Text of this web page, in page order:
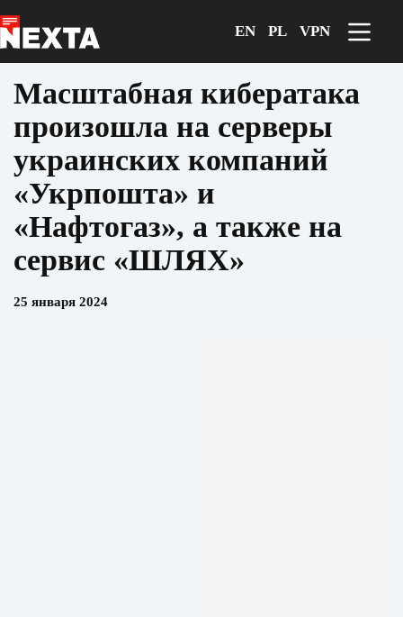
к
сути
EN PL VPN
Масштабная кибератака
произошла на серверы
украинских компаний
«Укрпошта» и
«Нафтогаз», а также на
сервис «ШЛЯХ»
25 января 2024